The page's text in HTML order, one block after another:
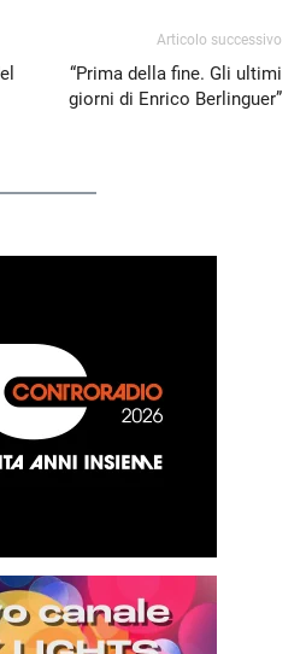
Articolo successivo
“Prima della fine. Gli ultimi
giorni di Enrico Berlinguer”